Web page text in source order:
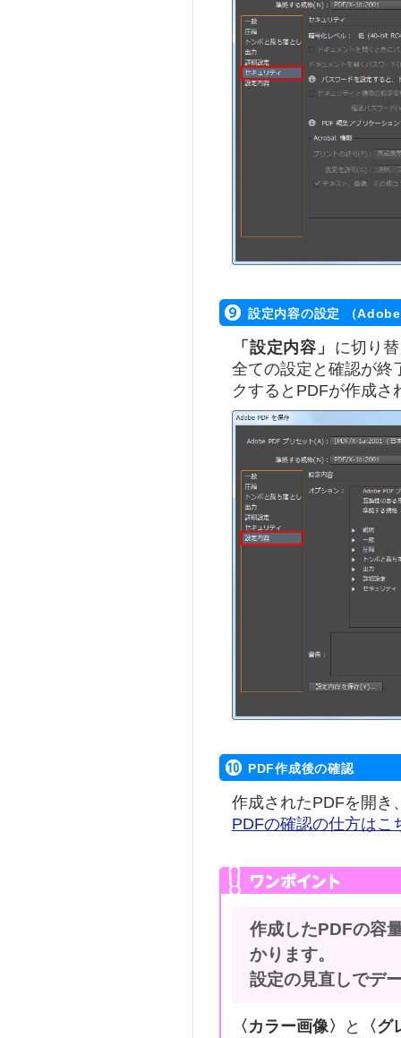
設定内容の設定 （
「設定内容」
に切り
全ての設定と確認が終
クするとPDFが作成さ
PDF作成後の確認
作成されたPDFを開き
PDFの確認の仕方はこ
作成したPDFの容
かります。
設定の見直しでデ
〈カラー画像〉 と
〈